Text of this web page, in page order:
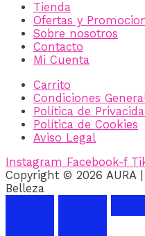
Tienda
Ofertas y
Sobre nosotros
Contacto
Mi Cuenta
Carrito
Condiciones
Política de
Política de Cookies
Aviso Legal
Instagram Facebook-f
Copyright © 2026 AURA
Belleza